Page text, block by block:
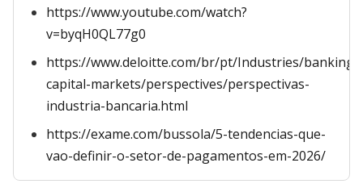
https://www.youtube.com/watch?
v=byqH0QL77g0
https://www.deloitte.com/br/pt/Industries/banking-
capital-markets/perspectives/perspectivas-
industria-bancaria.html
https://exame.com/bussola/5-tendencias-que-
vao-definir-o-setor-de-pagamentos-em-2026/